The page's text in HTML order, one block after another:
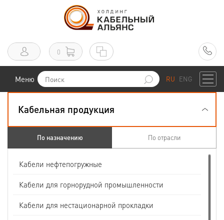
0
Меню RU ENG
Кабельная продукция
По назначению По отрасли
Кабели нефтепогружные
Кабели для горнорудной промышленности
Кабели для нестационарной прокладки